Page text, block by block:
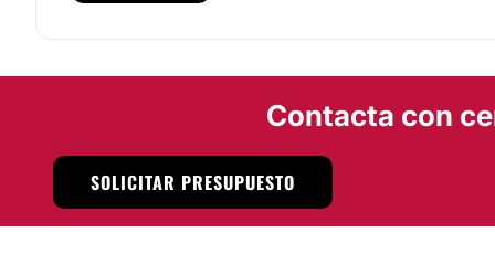
, donde usted podrá poner punto final a esta
Dr. Juan Carlos Cisneros Rodriguez
cuenta con una completa formación y una sólida e
especialidad. Además, brindaasesoría profesionala los
Contacta con
SOLICITAR PRESUPUESTO